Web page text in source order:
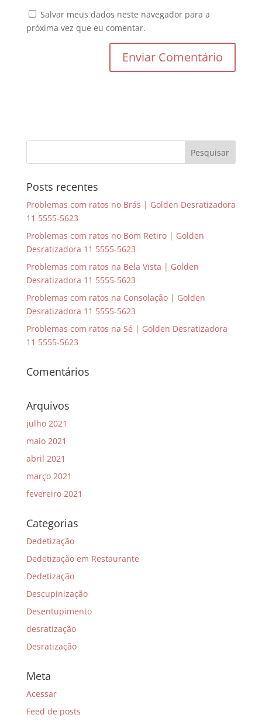
Salvar meus dados neste navegador para a
próxima vez que eu comentar.
Posts recentes
Problemas com ratos no Brás | Golden Desratizadora
11 5555-5623
Problemas com ratos no Bom Retiro | Golden
Desratizadora 11 5555-5623
Problemas com ratos na Bela Vista | Golden
Desratizadora 11 5555-5623
Problemas com ratos na Consolação | Golden
Desratizadora 11 5555-5623
Problemas com ratos na Sé | Golden Desratizadora
11 5555-5623
Comentários
Arquivos
julho 2021
maio 2021
abril 2021
março 2021
fevereiro 2021
Categorias
Dedetização
Dedetização em Restaurante
Dedetização
Descupinização
Desentupimento
desratização
Desratização
Meta
Acessar
Feed de posts